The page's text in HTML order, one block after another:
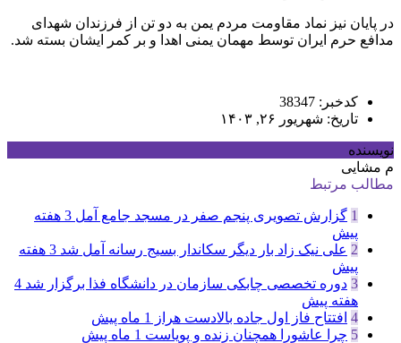
در پایان نیز نماد مقاومت مردم یمن به دو تن از فرزندان شهدای
مدافع حرم ایران توسط مهمان یمنی اهدا و بر کمر ایشان بسته شد.
کدخبر: 38347
تاریخ: شهریور ۲۶, ۱۴۰۳
نویسنده
م مشایی
مطالب مرتبط
1 گزارش تصویری پنجم صفر در مسجد جامع آمل
3 هفته
پیش
2 علی نیک زاد بار دیگر سکاندار بسیج رسانه آمل شد
3 هفته
پیش
3 دوره تخصصی چابکی سازمان در دانشگاه فذا برگزار شد 4
هفته پیش
4 افتتاح فاز اول جاده بالادست هراز
1 ماه پیش
5 چرا عاشورا همچنان زنده و پویاست 1 ماه پیش